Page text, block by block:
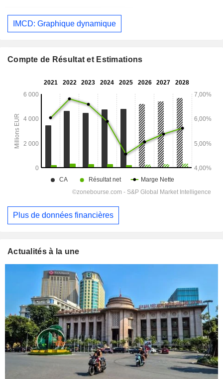
IMCD: Graphique dynamique
Compte de Résultat et Estimations
Plus de données financières
Actualités à la une